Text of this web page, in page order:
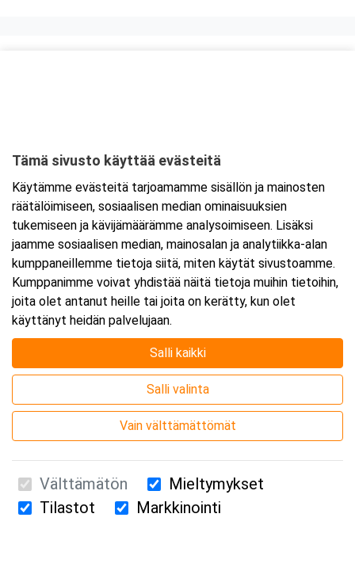
Tarkempi kartta ja ajo-ohjeet
Suomen Ensiapukoulutus Oy / Valimotie 21 / 00380 Helsinki
Tämä sivusto käyttää evästeitä
Käytämme evästeitä tarjoamamme sisällön ja mainosten
räätälöimiseen, sosiaalisen median ominaisuuksien
tukemiseen ja kävijämäärämme analysoimiseen. Lisäksi
jaamme sosiaalisen median, mainosalan ja analytiikka-alan
kumppaneillemme tietoja siitä, miten käytät sivustoamme.
Kumppanimme voivat yhdistää näitä tietoja muihin tietoihin,
joita olet antanut heille tai joita on kerätty, kun olet
käyttänyt heidän palvelujaan.
Salli kaikki
Salli valinta
Vain välttämättömät
Välttämätön
Mieltymykset
Tilastot
Markkinointi